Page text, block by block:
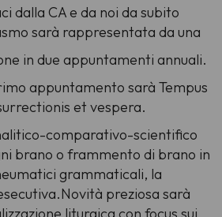
dalla CA e da noi da subito
sarà rappresentata da una
in due appuntamenti annuali.
appuntamento sarà Tempus
et vespera.
comparativo-scientifico
brano o frammento di brano in
grammaticali, la
preziosa sarà